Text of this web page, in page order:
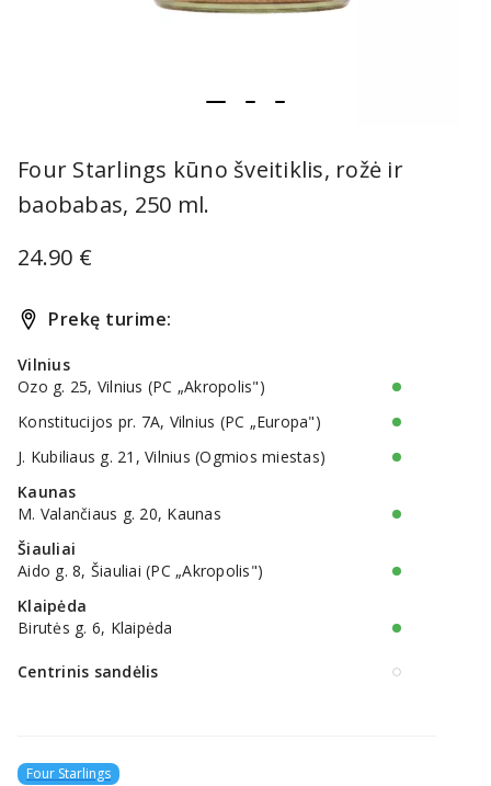
Four Starlings kūno šveitiklis, rožė ir
baobabas, 250 ml.
24.90 €
Prekę turime:
Vilnius
Ozo g. 25, Vilnius (PC „Akropolis")
Konstitucijos pr. 7A, Vilnius (PC „Europa")
J. Kubiliaus g. 21, Vilnius (Ogmios miestas)
Kaunas
M. Valančiaus g. 20, Kaunas
Šiauliai
Aido g. 8, Šiauliai (PC „Akropolis")
Klaipėda
Birutės g. 6, Klaipėda
Centrinis sandėlis
Four Starlings